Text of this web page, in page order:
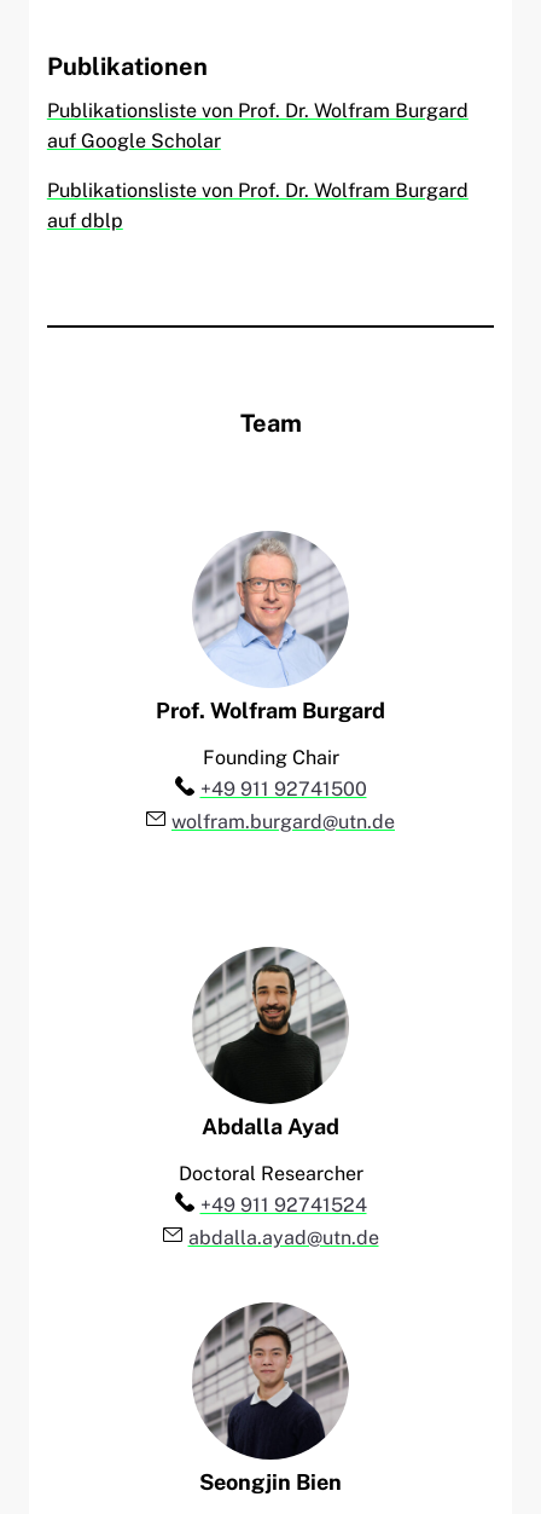
Publikationen
Publikationsliste von Prof. Dr. Wolfram Burgard
auf Google Scholar
Publikationsliste von Prof. Dr. Wolfram Burgard
auf dblp
Team
Prof. Wolfram Burgard
Founding Chair
Telefon:
+49 911 92741500
E-Mail:
wolfram.burgard@utn.de
Abdalla Ayad
Doctoral Researcher
Telefon:
+49 911 92741524
E-Mail:
abdalla.ayad@utn.de
Seongjin Bien